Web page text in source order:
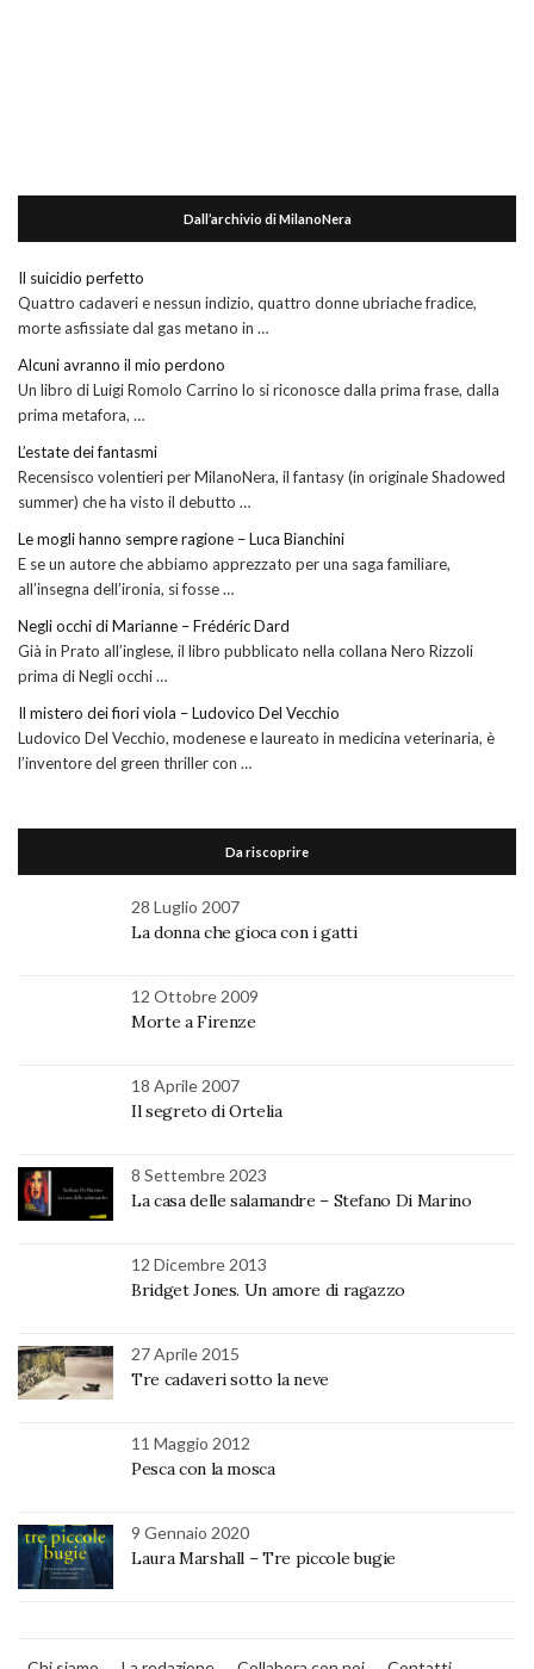
Dall’archivio di MilanoNera
Il suicidio perfetto
Quattro cadaveri e nessun indizio, quattro donne ubriache fradice,
morte asfissiate dal gas metano in …
Alcuni avranno il mio perdono
Un libro di Luigi Romolo Carrino lo si riconosce dalla prima frase, dalla
prima metafora, …
L’estate dei fantasmi
Recensisco volentieri per MilanoNera, il fantasy (in originale Shadowed
summer) che ha visto il debutto …
Le mogli hanno sempre ragione – Luca Bianchini
E se un autore che abbiamo apprezzato per una saga familiare,
all’insegna dell’ironia, si fosse …
Negli occhi di Marianne – Frédéric Dard
Già in Prato all’inglese, il libro pubblicato nella collana Nero Rizzoli
prima di Negli occhi …
Il mistero dei fiori viola – Ludovico Del Vecchio
Ludovico Del Vecchio, modenese e laureato in medicina veterinaria, è
l’inventore del green thriller con …
Da riscoprire
28 Luglio 2007
La donna che gioca con i gatti
12 Ottobre 2009
Morte a Firenze
18 Aprile 2007
Il segreto di Ortelia
8 Settembre 2023
La casa delle salamandre – Stefano Di Marino
12 Dicembre 2013
Bridget Jones. Un amore di ragazzo
27 Aprile 2015
Tre cadaveri sotto la neve
11 Maggio 2012
Pesca con la mosca
9 Gennaio 2020
Laura Marshall – Tre piccole bugie